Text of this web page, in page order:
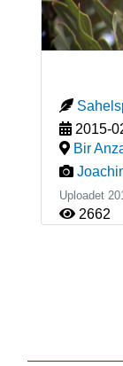
2015-
Bir
Uploadet
2662